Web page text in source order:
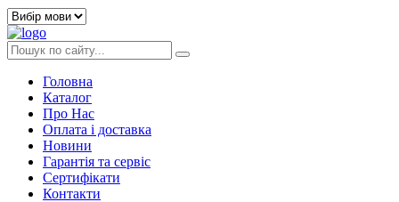
Головна
Каталог
Про Нас
Оплата і доставка
Новини
Гарантія та сервіс
Сертифікати
Контакти